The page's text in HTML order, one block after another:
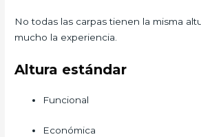
No todas las carpas tienen la misma
mucho la experiencia.
Altura estándar
Funcional
Económica